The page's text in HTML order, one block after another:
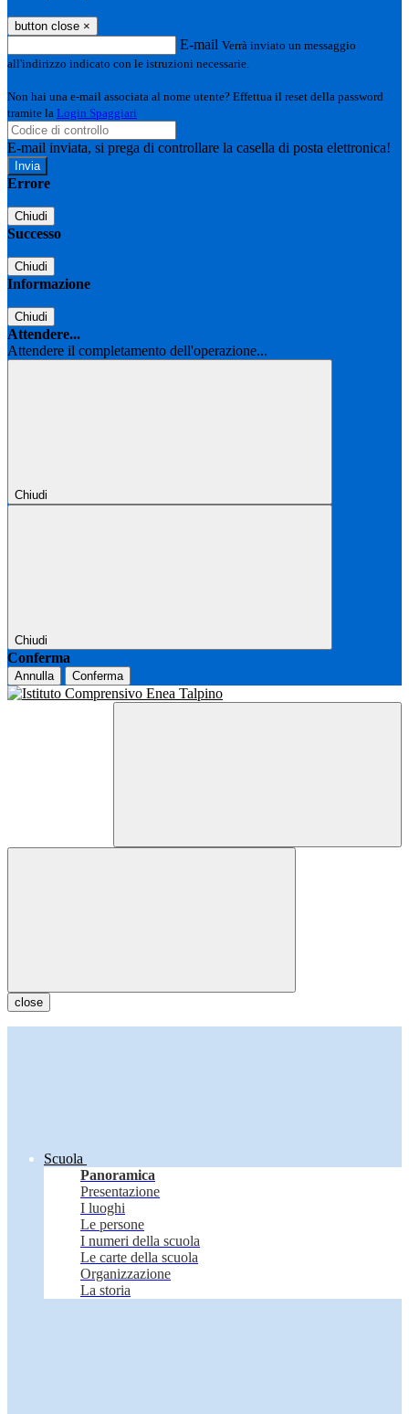
button close ×
E-mail Verrà inviato un messaggio
all'indirizzo indicato con le istruzioni necessarie.
Non hai una e-mail associata al nome utente? Effettua il reset della password
tramite la Login Spaggiari
E-mail inviata, si prega di controllare la casella di posta elettronica!
Errore
Chiudi
Successo
Chiudi
Informazione
Chiudi
Attendere...
Attendere il completamento dell'operazione...
Chiudi
Chiudi
Conferma
Annulla Conferma
close
Scuola
Panoramica
Presentazione
I luoghi
Le persone
I numeri della scuola
Le carte della scuola
Organizzazione
La storia